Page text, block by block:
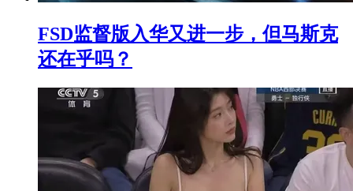
FSD监督版入华又进一步，但马斯克
还在乎吗？